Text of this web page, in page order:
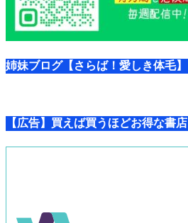
姉妹ブログ【さらば！愛しき体毛】
【広告】買えば買うほどお得な書店